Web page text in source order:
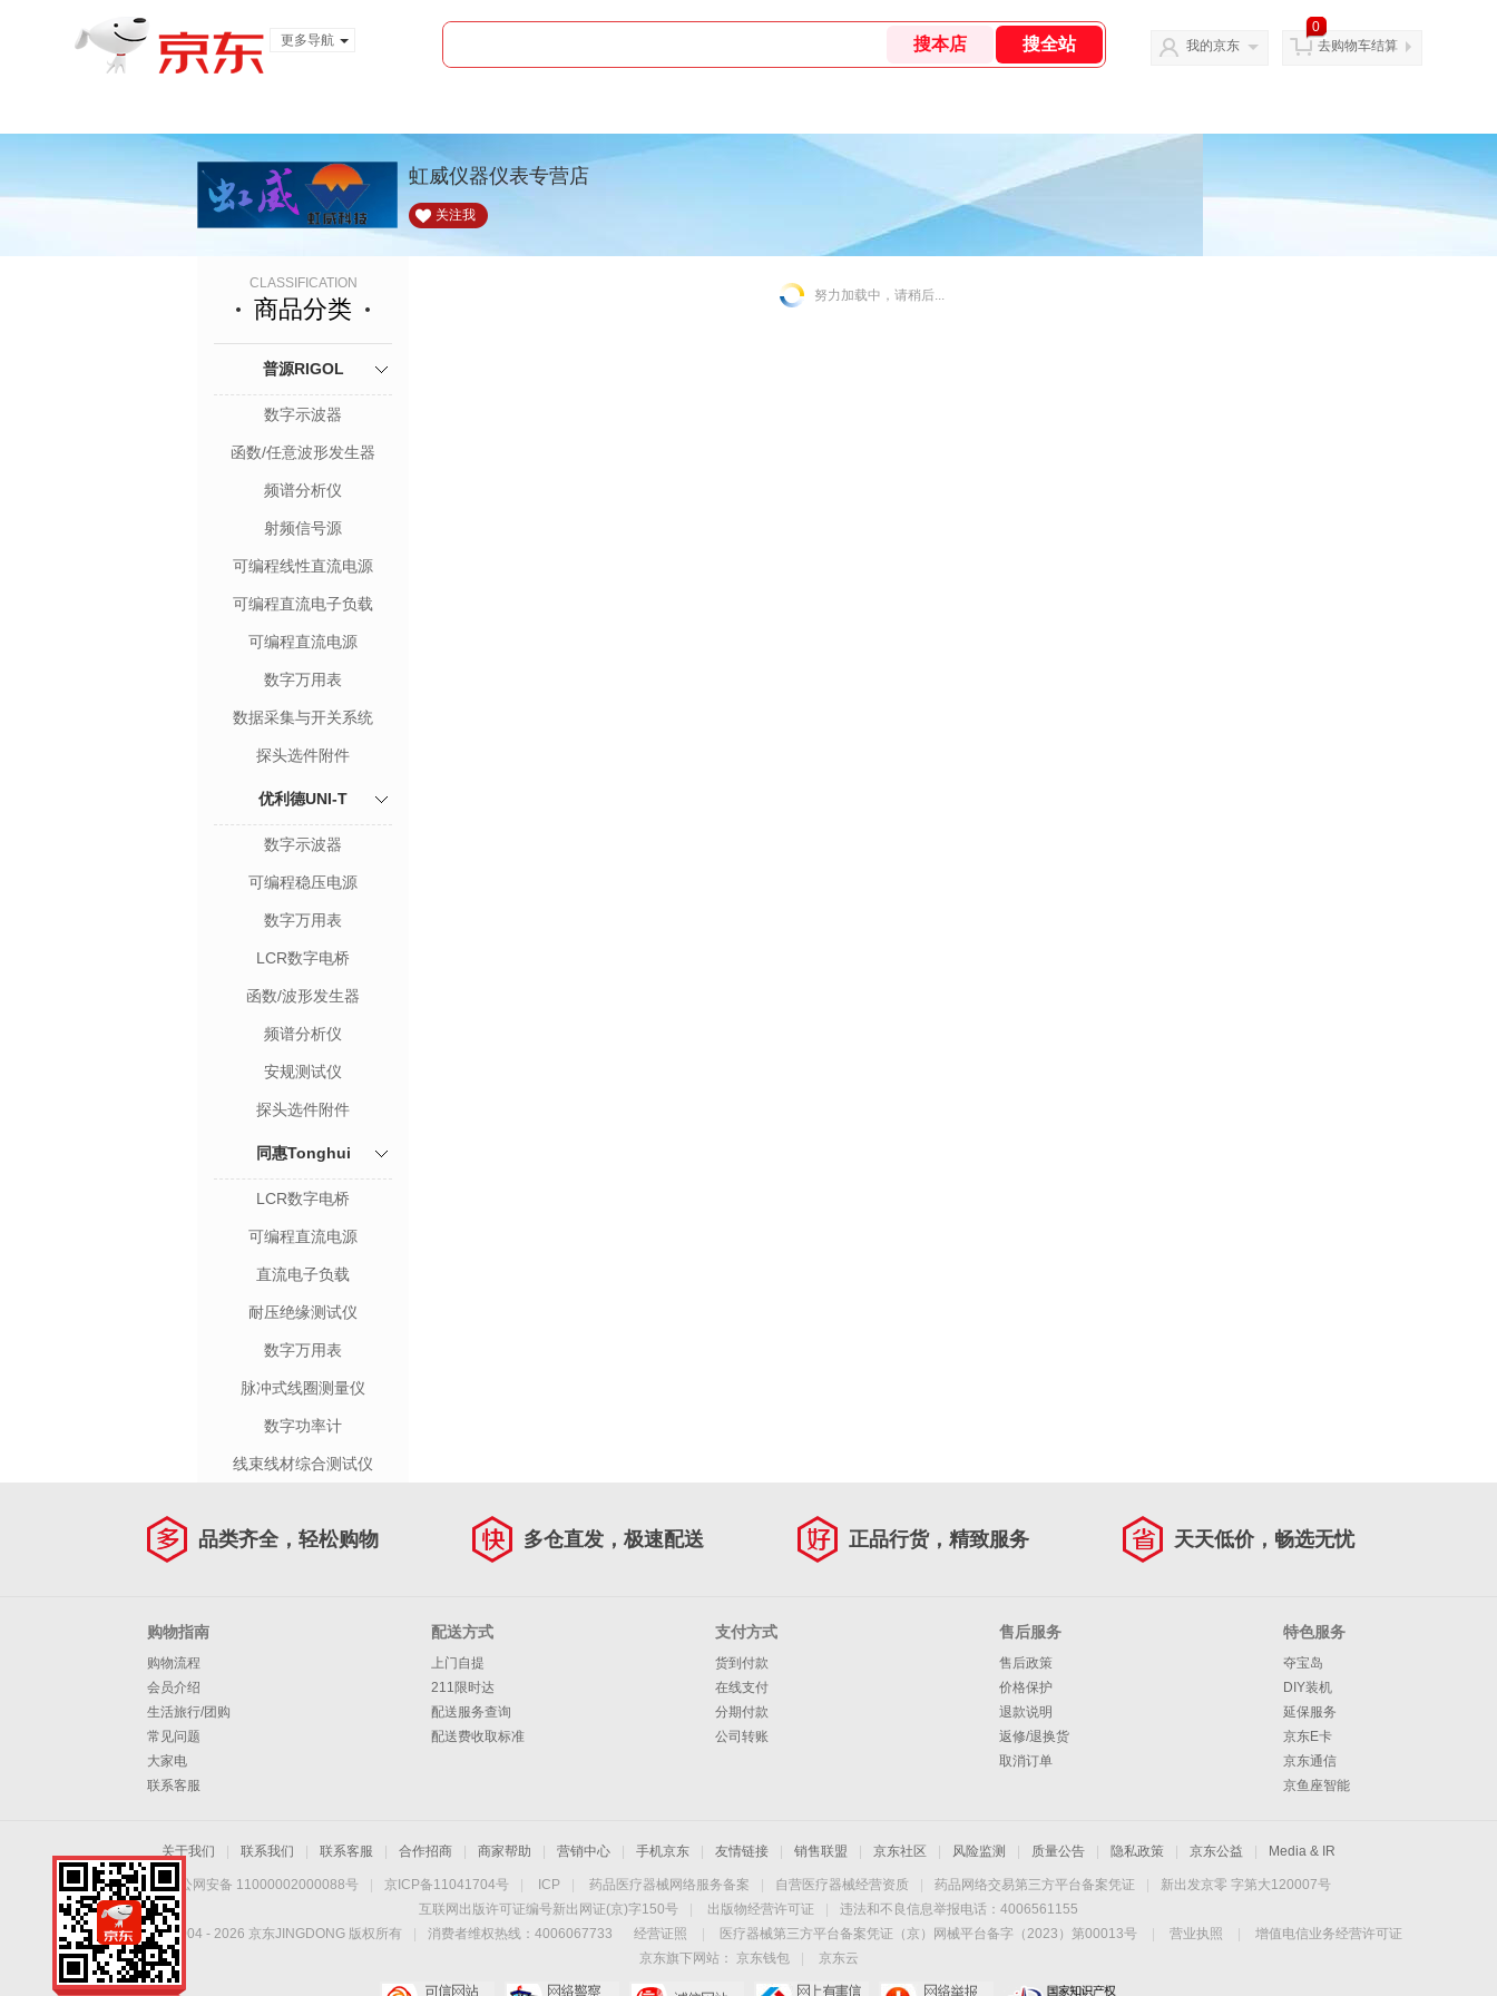
更多导航
我的京东
0
去购物车结算
虹威仪器仪表专营店
关注我
CLASSIFICATION
商品分类
普源RIGOL
数字示波器
函数/任意波形发生器
频谱分析仪
射频信号源
可编程线性直流电源
可编程直流电子负载
可编程直流电源
数字万用表
数据采集与开关系统
探头选件附件
优利德UNI-T
数字示波器
可编程稳压电源
数字万用表
LCR数字电桥
函数/波形发生器
频谱分析仪
安规测试仪
探头选件附件
同惠Tonghui
LCR数字电桥
可编程直流电源
直流电子负载
耐压绝缘测试仪
数字万用表
脉冲式线圈测量仪
数字功率计
线束线材综合测试仪
努力加载中，请稍后...
品类齐全，轻松购物 多仓直发，极速配送 正品行货，精致服务 天天低价，畅选无忧
购物指南
购物流程
会员介绍
生活旅行/团购
常见问题
大家电
联系客服
配送方式
上门自提
211限时达
配送服务查询
配送费收取标准
支付方式
货到付款
在线支付
分期付款
公司转账
售后服务
售后政策
价格保护
退款说明
返修/退换货
取消订单
特色服务
夺宝岛
DIY装机
延保服务
京东E卡
京东通信
京鱼座智能
关于我们 联系我们 联系客服 合作招商 商家帮助 营销中心 手机京东 友情链接 销售联盟 京东社区 风险监测 质量公告 隐私政策 京东公益 Media & IR
京公网安备 11000002000088号 京ICP备11041704号 ICP 药品医疗器械网络服务备案 自营医疗器械经营资质 药品网络交易第三方平台备案凭证
新出发京零 字第大120007号
互联网出版许可证编号新出网证(京)字150号
出版物经营许可证
违法和不良信息举报电话：4006561155
Copyright © 2004 - 2026 京东JINGDONG 版权所有 消费者维权热线：4006067733 经营证照 医疗器械第三方平台备案凭证（京）网械平台备字（2023）第00013号 营业执照
增值电信业务经营许可证
京东旗下网站：
京东钱包
京东云
手机扫一扫，劲爆优